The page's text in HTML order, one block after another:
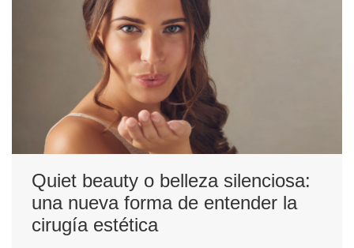
Quiet beauty o belleza silenciosa:
una nueva forma de entender la
cirugía estética